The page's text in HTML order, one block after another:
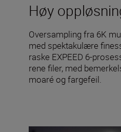
Høy
Oversampling fra 6K
med spektakulære
raske EXPEED 6-
rene filer, med
moaré og fargefeil.